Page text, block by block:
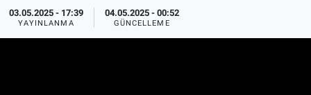
03.05.2025 - 17:39
YAYINLANMA
04.05.2025 - 00:52
GÜNCELLEME